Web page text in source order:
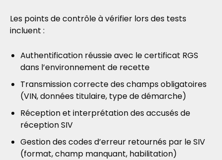
Les points de contrôle à vérifier lors des tests
incluent :
Authentification réussie avec le certificat RGS
dans l’environnement de recette
Transmission correcte des champs obligatoires
(VIN, données titulaire, type de démarche)
Réception et interprétation des accusés de
réception SIV
Gestion des codes d’erreur retournés par le SIV
(format, champ manquant, habilitation)